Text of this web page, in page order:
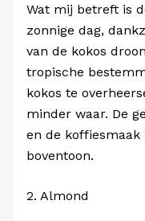
Wat mij betreft is
zonnige dag,
van de kokos
tropische
kokos te
minder waar. De
en de
boventoon.
2. Almond